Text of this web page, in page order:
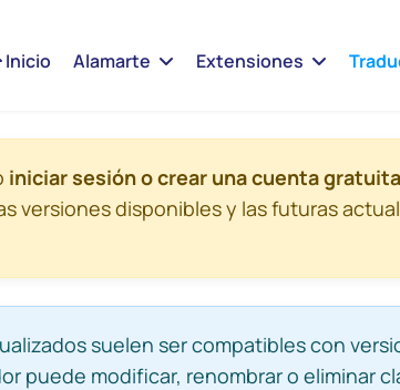
Inicio Alamarte Extensiones
iniciar sesión o crear una cuenta gratuita
versiones disponibles y las futuras
suelen ser compatibles con
puede modificar, renombrar o eliminar